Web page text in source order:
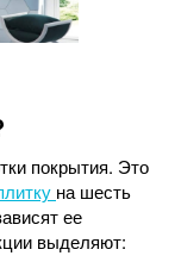
покрытия. Это
на шесть
ее
выделяют: